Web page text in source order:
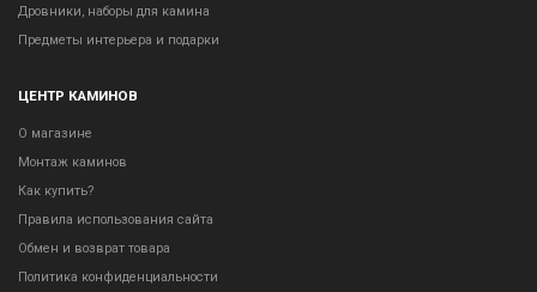
Дровники, наборы для камина
Предметы интерьера и подарки
ЦЕНТР КАМИНОВ
О магазине
Монтаж каминов
Как купить?
Правила использования сайта
Обмен и возврат товара
Политика конфиденциальности